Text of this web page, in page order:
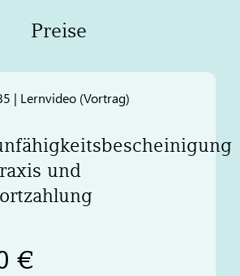
Preise
| Lernvideo (Vortrag)
und
€